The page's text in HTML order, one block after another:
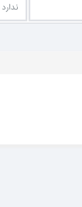
ندارد